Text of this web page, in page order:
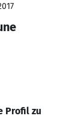
Profil zu